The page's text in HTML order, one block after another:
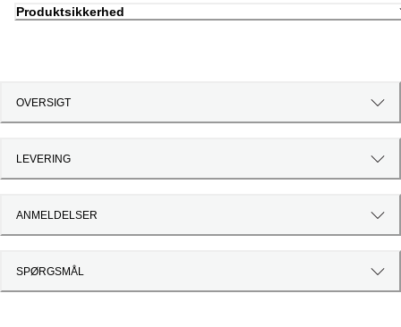
Produktsikkerhed
OVERSIGT
LEVERING
ANMELDELSER
SPØRGSMÅL